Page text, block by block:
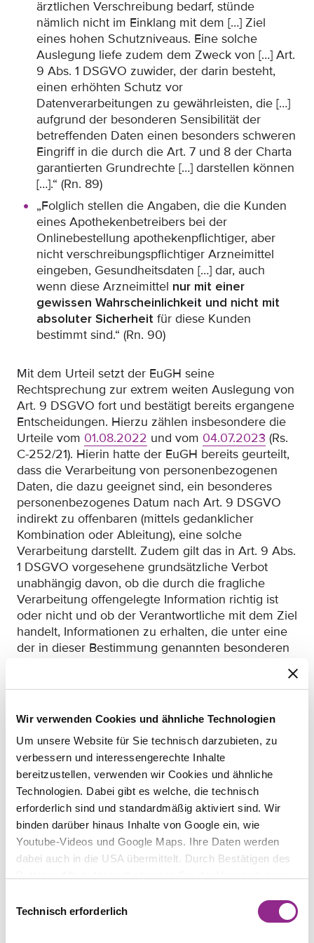
Wir verwenden Cookies und ähnliche Technologien
Um unsere Website für Sie technisch darzubieten, zu
verbessern und interessengerechte Inhalte
bereitzustellen, verwenden wir Cookies und ähnliche
Technologien. Dabei gibt es welche, die technisch
erforderlich sind und standardmäßig aktiviert sind. Wir
binden darüber hinaus Inhalte von Google ein, wie
Youtube-Videos und Google Maps. Ihre Daten werden
dabei auch in die USA übermittelt. Durch Bestätigen des
Sie einzelne Kategorien an- oder abwählen und „Auswahl
erlauben“ klicken. Mit „Ablehnen“ werden keine Cookies
Technisch erforderlich
ärztlichen Verschreibung bedarf, stünde
nämlich nicht im Einklang mit dem […] Ziel
eines hohen Schutzniveaus. Eine solche
Auslegung liefe zudem dem Zweck von […] Art.
9 Abs. 1 DSGVO zuwider, der darin besteht,
einen erhöhten Schutz vor
Datenverarbeitungen zu gewährleisten, die […]
aufgrund der besonderen Sensibilität der
betreffenden Daten einen besonders schweren
Eingriff in die durch die Art. 7 und 8 der Charta
garantierten Grundrechte […] darstellen können
[…].“ (Rn. 89)
„Folglich stellen die Angaben, die die Kunden
eines Apothekenbetreibers bei der
Onlinebestellung apothekenpflichtiger, aber
nicht verschreibungspflichtiger Arzneimittel
eingeben, Gesundheitsdaten […] dar, auch
wenn diese Arzneimittel nur mit einer
gewissen Wahrscheinlichkeit und nicht mit
absoluter Sicherheit für diese Kunden
bestimmt sind.“ (Rn. 90)
Mit dem Urteil setzt der EuGH seine
Rechtsprechung zur extrem weiten Auslegung von
Art. 9 DSGVO fort und bestätigt bereits ergangene
Entscheidungen. Hierzu zählen insbesondere die
Urteile vom 01.08.2022 und vom 04.07.2023 (Rs.
C-252/21). Hierin hatte der EuGH bereits geurteilt,
dass die Verarbeitung von personenbezogenen
Daten, die dazu geeignet sind, ein besonderes
personenbezogenes Datum nach Art. 9 DSGVO
indirekt zu offenbaren (mittels gedanklicher
Kombination oder Ableitung), eine solche
Verarbeitung darstellt. Zudem gilt das in Art. 9 Abs.
1 DSGVO vorgesehene grundsätzliche Verbot
unabhängig davon, ob die durch die fragliche
Verarbeitung offengelegte Information richtig ist
oder nicht und ob der Verantwortliche mit dem Ziel
handelt, Informationen zu erhalten, die unter eine
der in dieser Bestimmung genannten besonderen
Eine Begründungstiefe lässt der EuGH im
wenn er erneut lediglich pauschal auf den
Schutzzweck von Art. 9 DSGVO zur Erreichung
eines hohen Schutzniveaus abstellt (vgl. Rn. 81, 87
und 89). Inwiefern diese Rechtsprechungslinie
überhaupt tauglich ist, ein hohes Schutzniveau zu
erreichen, erscheint fraglich. Denn insbesondere in
alltäglichen und nicht-sensiblen
Verarbeitungssituationen führt diese weite
Auslegung in einem Großteil der Fälle nun zu
einer Parallelität von Datenverarbeitungen auf
Interessenabwägung (Art. 6 Abs. 1 UAbs. 1 lit. b und
f DSGVO) sowie einer Einwilligung (Art. 9 Abs. 2 lit.